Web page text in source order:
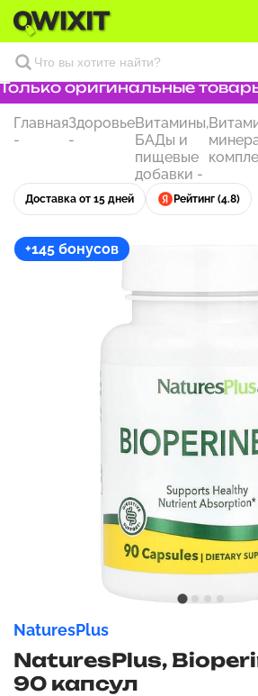
оригинальные товары
Главная
-
Здоровье
-
Витамины,
БАДы и
пищевые
добавки -
Доставка от 15 дней Рейтинг (4.8)
+145 бонусов
NaturesPlus
NaturesPlus,
90 капсул